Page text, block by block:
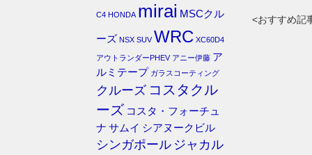
<おすすめ記
C4 HONDA mirai MSCクル
ーズ NSX SUV WRC XC60D4
アウトランダーPHEV アニー伊藤 ア
ルミテープ ガラスコーティング
クルーズ コスタクル
ーズ コスタ・フォーチュ
ナ サムイ シアヌークビル
シンガポール ジャカル